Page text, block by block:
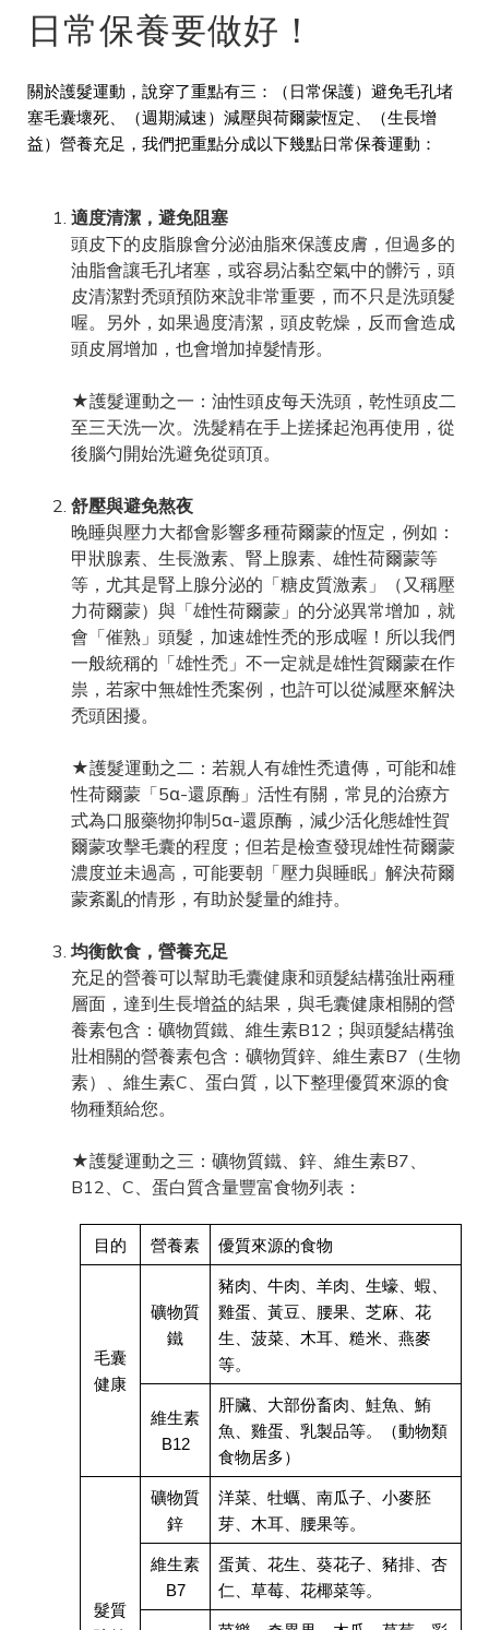
日常保養要做好！
關於護髮運動，說穿了重點有三：（日常保護）避免毛孔堵
塞毛囊壞死、（週期減速）減壓與荷爾蒙恆定、（生長增
益）營養充足，我們把重點分成以下幾點日常保養運動：
適度清潔，避免阻塞
頭皮下的皮脂腺會分泌油脂來保護皮膚，但過多的
油脂會讓毛孔堵塞，或容易沾黏空氣中的髒污，頭
皮清潔對禿頭預防來說非常重要，而不只是洗頭髮
喔。另外，如果過度清潔，頭皮乾燥，反而會造成
頭皮屑增加，也會增加掉髮情形。
★護髮運動之一：油性頭皮每天洗頭，乾性頭皮二
至三天洗一次。洗髮精在手上搓揉起泡再使用，從
後腦勺開始洗避免從頭頂。
舒壓與避免熬夜
晚睡與壓力大都會影響多種荷爾蒙的恆定，例如：
甲狀腺素、生長激素、腎上腺素、雄性荷爾蒙等
等，尤其是腎上腺分泌的「糖皮質激素」（又稱壓
力荷爾蒙）與「雄性荷爾蒙」的分泌異常增加，就
會「催熟」頭髮，加速雄性禿的形成喔！所以我們
一般統稱的「雄性禿」不一定就是雄性賀爾蒙在作
祟，若家中無雄性禿案例，也許可以從減壓來解決
禿頭困擾。
★護髮運動之二：若親人有雄性禿遺傳，可能和雄
性荷爾蒙「5α-還原酶」活性有關，常見的治療方
式為口服藥物抑制5α-還原酶，減少活化態雄性賀
爾蒙攻擊毛囊的程度；但若是檢查發現雄性荷爾蒙
濃度並未過高，可能要朝「壓力與睡眠」解決荷爾
蒙紊亂的情形，有助於髮量的維持。
均衡飲食，營養充足
充足的營養可以幫助毛囊健康和頭髮結構強壯兩種
層面，達到生長增益的結果，與毛囊健康相關的營
養素包含：礦物質鐵、維生素B12；與頭髮結構強
壯相關的營養素包含：礦物質鋅、維生素B7（生物
素）、維生素C、蛋白質，以下整理優質來源的食
物種類給您。
★護髮運動之三：礦物質鐵、鋅、維生素B7、
B12、C、蛋白質含量豐富食物列表：
目的 營養素 優質來源的食物
毛囊
健康
礦物質
鐵
豬肉、牛肉、羊肉、生蠔、蝦、
雞蛋、黃豆、腰果、芝麻、花
生、菠菜、木耳、糙米、燕麥
等。
維生素
B12
肝臟、大部份畜肉、鮭魚、鮪
魚、雞蛋、乳製品等。（動物類
食物居多）
髮質
礦物質
鋅
洋菜、牡蠣、南瓜子、小麥胚
芽、木耳、腰果等。
維生素
B7
蛋黃、花生、葵花子、豬排、杏
仁、草莓、花椰菜等。